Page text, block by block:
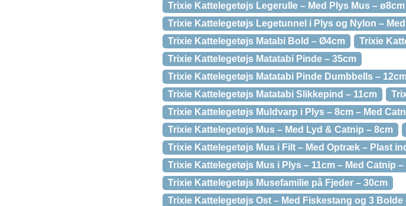
Trixie Kattelegetøjs Legerulle – Med Plys Mus – ø8cm
Trixie Kattelegetøjs Legetunnel i Plys og Nylon –
Trixie Kattelegetøjs Matabi Bold – Ø4cm
Trixie
Trixie Kattelegetøjs Matatabi Pinde – 35cm
Trixie Kattelegetøjs Matatabi Pinde Dumbbells –
Trixie Kattelegetøjs Matatabi Slikkepind – 11cm
Trixie Kattelegetøjs Muldvarp i Plys – 8cm – Med
Trixie Kattelegetøjs Mus – Med Lyd & Catnip – 8cm
Trixie Kattelegetøjs Mus i Filt – Med Optræk – Plast
Trixie Kattelegetøjs Mus i Plys – 11cm – Med Catnip –
Trixie Kattelegetøjs Musefamilie på Fjeder – 30cm
Trixie Kattelegetøjs Ost – Med Fiskestang og 3 Bolde